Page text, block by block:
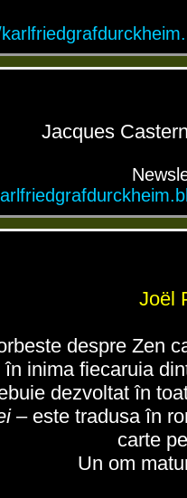
Jacques
Joël
despre Zen
inima fiecaruia
dezvoltat în
– este tradusa în
carte
Un om